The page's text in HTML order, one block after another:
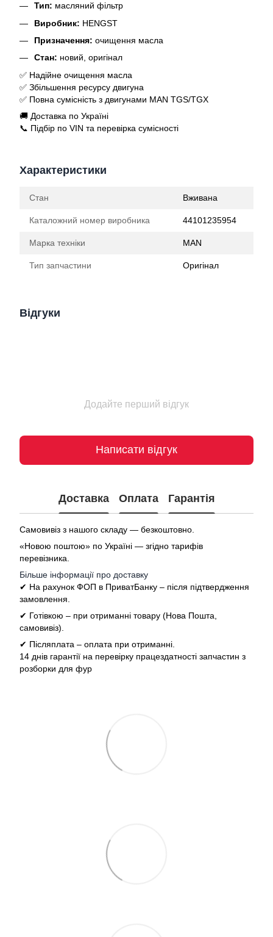
Тип: масляний фільтр
Виробник: HENGST
Призначення: очищення масла
Стан: новий, оригінал
✅ Надійне очищення масла
✅ Збільшення ресурсу двигуна
✅ Повна сумісність з двигунами MAN TGS/TGX
🚚 Доставка по Україні
📞 Підбір по VIN та перевірка сумісності
Характеристики
Стан Вживана
Каталожний номер виробника 44101235954
Марка техніки MAN
Тип запчастини Оригінал
Відгуки
Додайте перший відгук
Написати відгук
Доставка Оплата Гарантія
Самовивіз з нашого складу — безкоштовно.
«Новою поштою» по Україні — згідно тарифів
перевізника.
Більше інформації про доставку
✔ На рахунок ФОП в ПриватБанку – після підтвердження
замовлення.
✔ Готівкою – при отриманні товару (Нова Пошта,
самовивіз).
✔ Післяплата – оплата при отриманні.
14 днів гарантії на перевірку працездатності запчастин з
розборки для фур